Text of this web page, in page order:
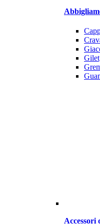
Accessori